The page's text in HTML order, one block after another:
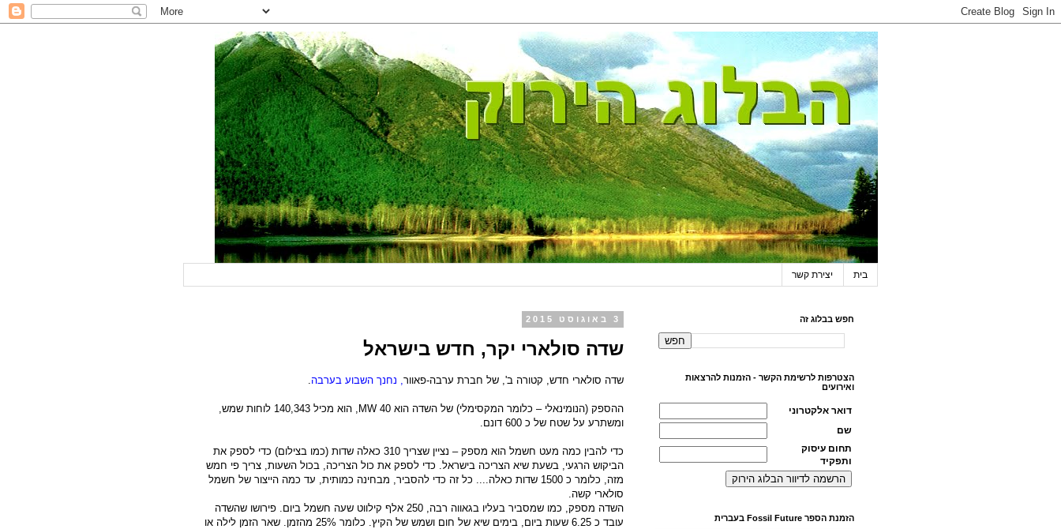
בית יצירת קשר
3 באוגוסט 2015
שדה סולארי יקר, חדש בישראל
שדה סולארי חדש, קטורה ב', של חברת ערבה-פאוור , נחנך השבוע בערבה
ההספק (הנומינאלי – כלומר המקסימלי) של השדה הוא 40 MW
, הוא מכיל 140,343 לוחות שמש,
ומשתרע על שטח של כ 600 דונם.
כדי להבין כמה מעט חשמל הוא מספק – נציין שצריך 310 כאלה שדות (כמו בצילום) כדי לספק את
הביקוש הרגעי, בשעת שיא הצריכה בישראל. כדי לספק את כול הצריכה, בכול השעות, צריך פי חמש
מזה, כלומר כ 1500 שדות כאלה.... כל זה כדי להסביר, מבחינה כמותית, עד כמה הייצור של חשמל
סולארי קשה.
השדה מספק, כמו שמסביר בעליו בגאווה רבה, 250 אלף קילווט שעה חשמל ביום. פירושו שהשדה
עובד כ 6.25 שעות ביום, בימים שיא של חום ושמש של הקיץ. כלומר 25% מהזמן. שאר הזמן לילה או
חפש בבלוג זה
הצטרפות לרשימת הקשר - הזמנות להרצאות
ואירועים
דואר אלקטרוני
שם
תחום עיסוק
ותפקיד
הזמנת הספר Fossil Future בעברית